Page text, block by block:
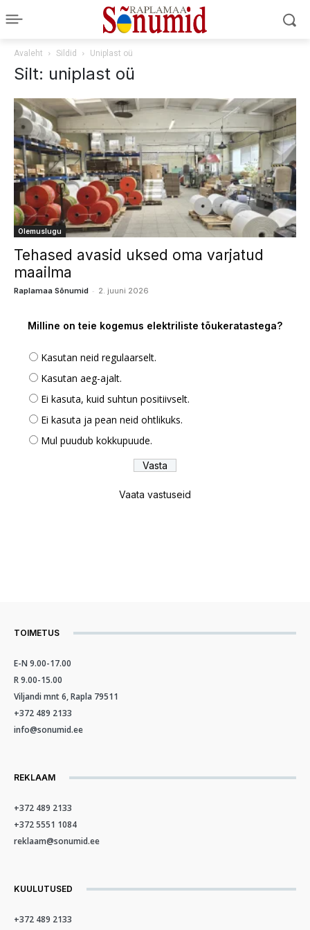
Avaleht Sildid Uniplast oü
Silt: uniplast oü
Olemuslugu
Tehased avasid uksed oma varjatud
maailma
Raplamaa Sõnumid - 2. juuni 2026
Milline on teie kogemus elektriliste tõukeratastega?
Kasutan neid regulaarselt.
Kasutan aeg-ajalt.
Ei kasuta, kuid suhtun positiivselt.
Ei kasuta ja pean neid ohtlikuks.
Mul puudub kokkupuude.
Vaata vastuseid
TOIMETUS
E-N 9.00-17.00
R 9.00-15.00
Viljandi mnt 6, Rapla 79511
+372 489 2133
info@sonumid.ee
REKLAAM
+372 489 2133
+372 5551 1084
reklaam@sonumid.ee
KUULUTUSED
+372 489 2133